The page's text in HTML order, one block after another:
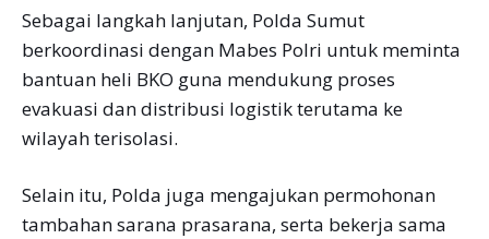
Sebagai langkah lanjutan, Polda Sumut
berkoordinasi dengan Mabes Polri untuk meminta
bantuan heli BKO guna mendukung proses
evakuasi dan distribusi logistik terutama ke
wilayah terisolasi.
Selain itu, Polda juga mengajukan permohonan
tambahan sarana prasarana, serta bekerja sama